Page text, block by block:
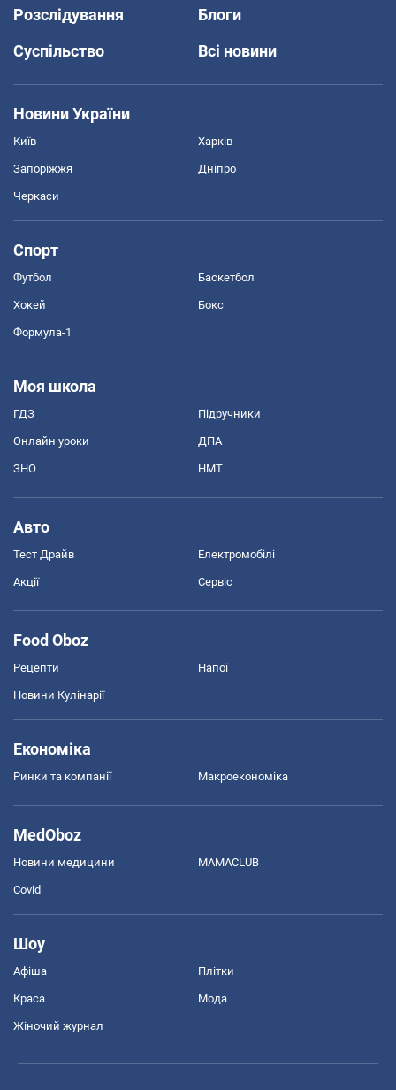
Розслідування
Блоги
Суспільство
Всі новини
Новини України
Київ Харків
Запоріжжя Дніпро
Черкаси
Спорт
Футбол Баскетбол
Хокей Бокс
Формула-1
Моя школа
ГДЗ Підручники
Онлайн уроки ДПА
ЗНО НМТ
Авто
Тест Драйв Електромобілі
Акції Сервіс
Food Oboz
Рецепти Напої
Новини Кулінарії
Економіка
Ринки та компанії Макроекономіка
MedOboz
Новини медицини MAMACLUB
Covid
Шоу
Афіша Плітки
Краса Мода
Жіночий журнал